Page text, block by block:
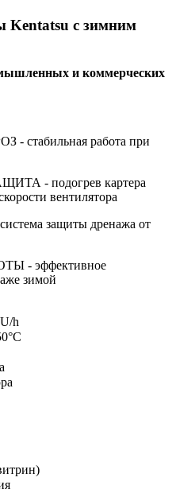
Kentatsu с зимним
и коммерческих
работа при
- подогрев картера
вентилятора
защиты дренажа от
- эффективное
зимой
h